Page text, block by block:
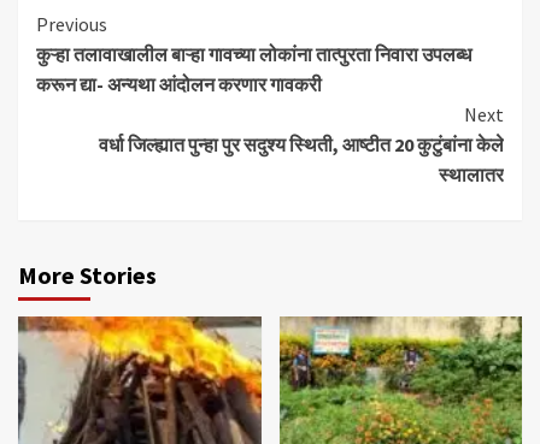
Continue
Reading
Previous
कुऱ्हा तलावाखालील बाऱ्हा गावच्या लोकांना तात्पुरता निवारा उपलब्ध
करून द्या- अन्यथा आंदोलन करणार गावकरी
Next
वर्धा जिल्ह्यात पुन्हा पुर सदुश्य स्थिती, आष्टीत 20 कुटुंबांना केले
स्थालातर
More Stories